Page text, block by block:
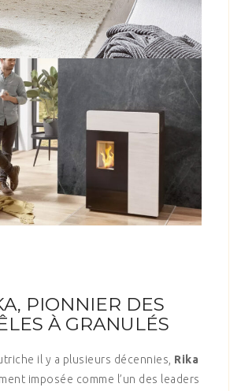
PIONNIER DES
À GRANULÉS
il y a plusieurs décennies, Rika
imposée comme l’un des leaders